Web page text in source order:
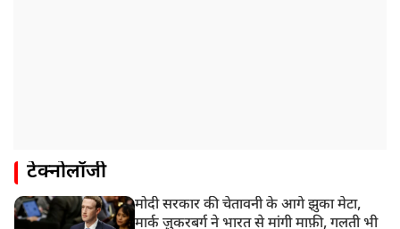
टेक्नोलॉजी
मोदी सरकार की चेतावनी के आगे झुका मेटा,
मार्क ज़ुकरबर्ग ने भारत से मांगी माफ़ी, गलती भी